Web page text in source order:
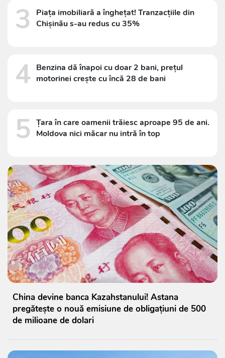
3
Piața imobiliară a înghețat! Tranzacțiile din
Chișinău s-au redus cu 35%
4 Benzina dă înapoi cu doar 2 bani, prețul
motorinei crește cu încă 28 de bani
5 Țara în care oamenii trăiesc aproape 95 de ani.
Moldova nici măcar nu intră în top
China devine banca Kazahstanului! Astana
pregătește o nouă emisiune de obligațiuni de 500
de milioane de dolari